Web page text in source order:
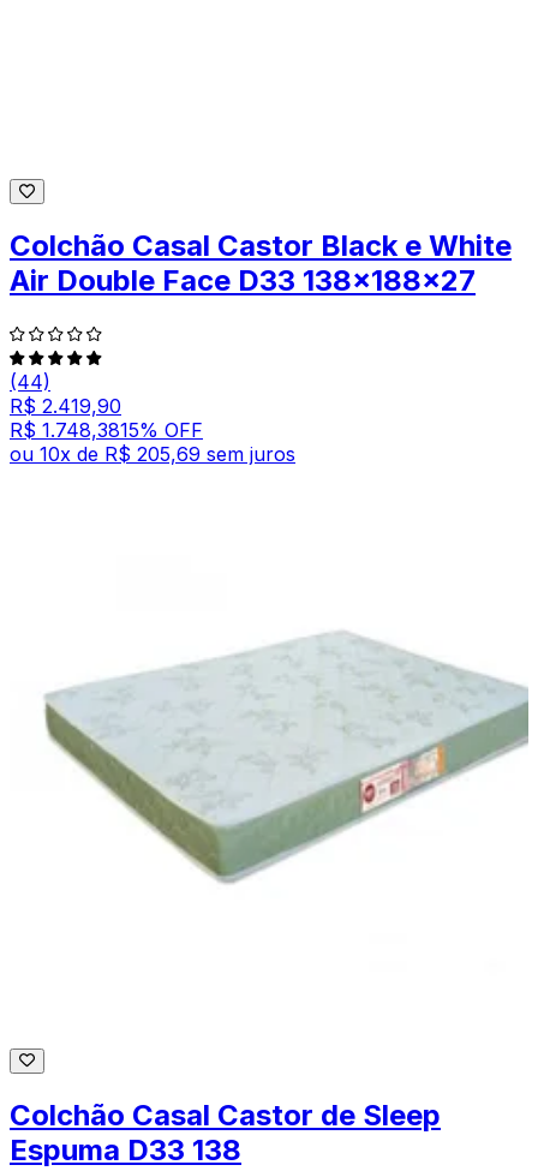
Colchão Casal Castor Black e White
Air Double Face D33 138x188x27
(44)
R$ 2.419,90
R$ 1.748,3815% OFF
ou 10x de R$ 205,69 sem juros
Colchão Casal Castor de Sleep
Espuma D33 138